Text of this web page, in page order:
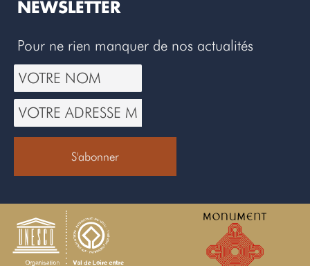
NEWSLETTER
Pour ne rien manquer de nos actualités